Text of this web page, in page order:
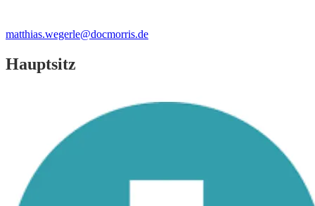
matthias.wegerle@docmorris.de
Hauptsitz